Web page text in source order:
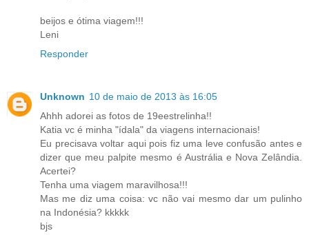
beijos e ótima viagem!!!
Leni
Responder
Unknown 10 de maio de 2013 às 16:05
Ahhh adorei as fotos de 19eestrelinha!!
Katia vc é minha "ídala" da viagens internacionais!
Eu precisava voltar aqui pois fiz uma leve confusão antes e
dizer que meu palpite mesmo é Austrália e Nova Zelândia.
Acertei?
Tenha uma viagem maravilhosa!!!
Mas me diz uma coisa: vc não vai mesmo dar um pulinho
na Indonésia? kkkkk
bjs